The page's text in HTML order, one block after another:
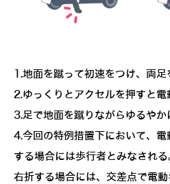
1.地面を蹴って初速をつけ、両足
2.ゆっくりとアクセルを押すと電
3.足で地面を蹴りながらゆるやか
4.今回の特例措置下において、
する場合には歩行者とみなされ
右折する場合には、交差点で電動